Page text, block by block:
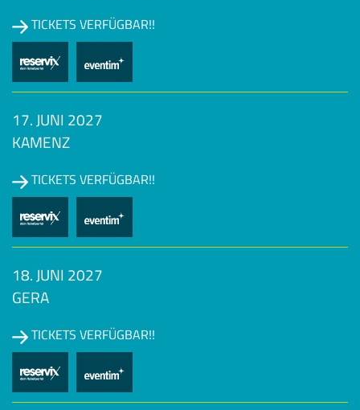
TICKETS VERFÜGBAR!!
17. JUNI 2027
KAMENZ
TICKETS VERFÜGBAR!!
18. JUNI 2027
GERA
TICKETS VERFÜGBAR!!